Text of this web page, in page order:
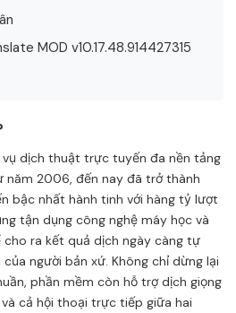
MOD v10.17.48.914427315
vụ dịch thuật trực tuyến đa nền tảng
2006, đến nay đã trở thành
bậc nhất hành tinh với hàng tỷ lượt
tận dụng công nghệ máy học và
ra kết quả dịch ngày càng tự
người bản xứ. Không chỉ dừng lại
phần mềm còn hỗ trợ dịch giọng
cả hội thoại trực tiếp giữa hai